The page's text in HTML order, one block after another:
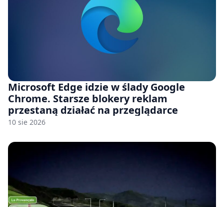
Microsoft Edge idzie w ślady Google
Chrome. Starsze blokery reklam
przestaną działać na przeglądarce
10 sie 2026